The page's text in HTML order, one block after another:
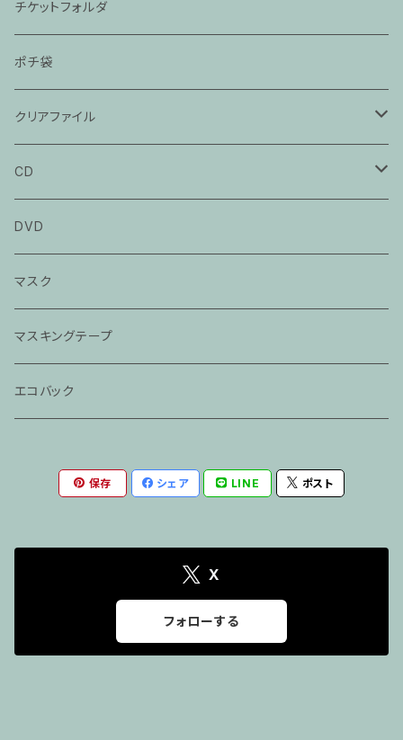
「抜け雀」
「猫と金魚」
「大工調べ」
「粗忽の釘」
「時そば」
「死神」
「たぬき」
「茶の湯」
「落語教育委員会」
チケットフォルダ
ポチ袋
クリアファイル
「死神」
「目黒のさんま」
「猫の皿」
「芝浜」
「らくだ」
CD
立川談春CD
立川談笑CD
春風亭百栄CD
春風亭一之輔CD
DVD
マスク
マスキングテープ
エコバック
保存 シェア LINE ポスト
X
フォローする